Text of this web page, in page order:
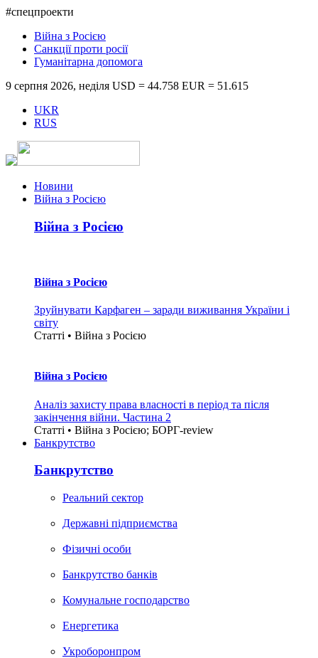
#спецпроекти
Війна з Росією
Санкції проти росії
Гуманітарна допомога
9 серпня 2026, неділя USD = 44.758 EUR = 51.615
UKR
RUS
Новини
Війна з Росією
Війна з Росією
Війна з Росією
Зруйнувати Карфаген – заради виживання України і
світу
Статті • Війна з Росією
Війна з Росією
Аналіз захисту права власності в період та після
закінчення війни. Частина 2
Статті • Війна з Росією; БОРГ-review
Банкрутство
Банкрутство
Реальний сектор
Державні підприємства
Фізичні особи
Банкрутство банків
Комунальне господарство
Енергетика
Укроборонпром